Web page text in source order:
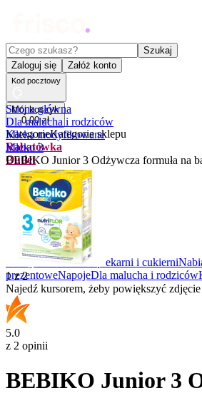
Czego szukasz?
Szukaj
Zaloguj się
Załóż konto
Kod pocztowy
Mój koszyk
0,00 zł
KategorieKategorie sklepu
Rabatówka
Outlet
Promocje
Nowości
Kupony
Dla Biura
Warzywa i owoceZ piekarni i cukierni
prezentoweNapojeDla malucha i rodziców
Strona główna
Dla malucha i rodziców
Mleka modyfikowane
Mleko 3
BEBIKO Junior 3 Odżywcza formuła na
1z2
Najedź kursorem, żeby powiększyć zdjęcie
5.0
z 2 opinii
BEBIKO Junior 3